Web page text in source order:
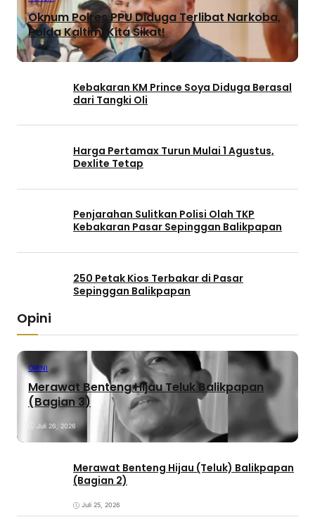
Oknum Polres PPU Diduga Terlibat Narkoba,
Polda Kaltim: Kita Sikat!
Kebakaran KM Prince Soya Diduga Berasal
dari Tangki Oli
Harga Pertamax Turun Mulai 1 Agustus,
Dexlite Tetap
Penjarahan Sulitkan Polisi Olah TKP
Kebakaran Pasar Sepinggan Balikpapan
250 Petak Kios Terbakar di Pasar
Sepinggan Balikpapan
Opini
OPINI
Merawat Benteng Hijau Teluk Balikpapan
(Bagian 3)
Juli 26, 2026
Merawat Benteng Hijau (Teluk) Balikpapan
(Bagian 2)
Juli 25, 2026